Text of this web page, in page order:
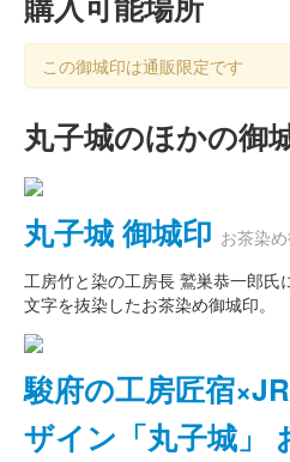
この御城印は通販限定です
丸子城のほかの御
丸子城 御城印 お茶染
工房竹と染の工房長 鷲巣恭一郎氏
文字を抜染したお茶染め御城印。
駿府の工房匠宿
ザイン「丸子城」